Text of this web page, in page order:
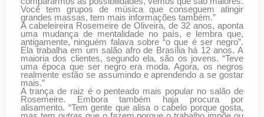
Você tem grupos de música que conseguem atingir
grandes massas, tem mais informações também.”
A cabeleireira Rosemeire de Oliveira, de 32 anos, aponta
uma mudança de mentalidade no país, e lembra que,
antigamente, ninguém falava sobre “o que é ser negro”.
Ela trabalha em um salão afro de Brasília há 12 anos. A
maioria dos clientes, segundo ela, são os jovens. “Teve
uma época que ser negro era moda. Agora, os negros
realmente estão se assumindo e aprendendo a se gostar
mais.”
A trança de raiz é o penteado mais popular no salão de
Rosemeire. Embora também haja procura por
alisamento. “Tem gente que alisa o cabelo porque gosta,